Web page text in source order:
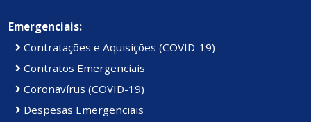
Emergenciais:
Contratações e Aquisições (COVID-19)
Contratos Emergenciais
Coronavírus (COVID-19)
Despesas Emergenciais